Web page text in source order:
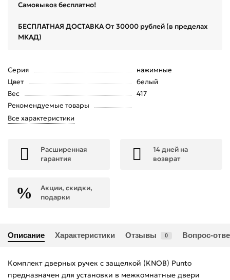
Самовывоз бесплатно!
БЕСПЛАТНАЯ ДОСТАВКА От 30000 рублей (в пределах
МКАД)
Серия
нажимные
Цвет
белый
Вес
417
Рекомендуемые товары
Все характеристики
Расширенная
гарантия
14 дней на
возврат
Акции, скидки,
подарки
Описание Характеристики Отзывы 0 Вопрос-
Комплект дверных ручек с защелкой (KNOB) Punto
предназначен для установки в межкомнатные двери